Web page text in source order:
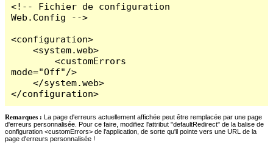
<!-- Fichier de configuration
Web.Config -->
<configuration>
    <system.web>
        <customErrors
mode="Off"/>
    </system.web>
</configuration>
Remarques : La page d'erreurs actuellement affichée peut être remplacée par une page
d'erreurs personnalisée. Pour ce faire, modifiez l'attribut "defaultRedirect" de la balise de
configuration <customErrors> de l'application, de sorte qu'il pointe vers une URL de la
page d'erreurs personnalisée !